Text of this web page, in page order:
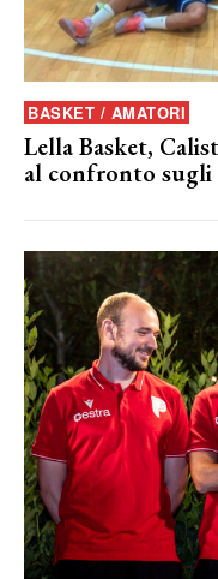
BASKET / AMATORI
Lella Basket,
al confronto sugli